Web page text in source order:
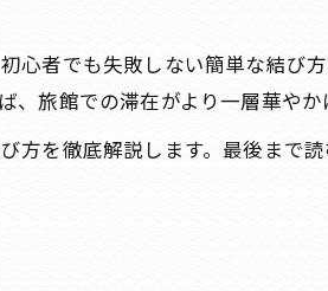
心者でも失敗しない簡単な結び
旅館での滞在がより一層華やか
方を徹底解説します。最後まで